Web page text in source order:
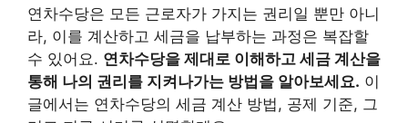
연차수당은 모든 근로자가 가지는 권리일 뿐만 아니
라, 이를 계산하고 세금을 납부하는 과정은 복잡할
수 있어요. 연차수당을 제대로 이해하고 세금 계산을
통해 나의 권리를 지켜나가는 방법을 알아보세요. 이
글에서는 연차수당의 세금 계산 방법, 공제 기준, 그